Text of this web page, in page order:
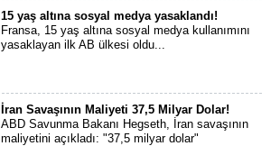
15 yaş altına sosyal medya yasaklandı!
Fransa, 15 yaş altına sosyal medya kullanımını
yasaklayan ilk AB ülkesi oldu...
İran Savaşının Maliyeti 37,5 Milyar Dolar!
ABD Savunma Bakanı Hegseth, İran savaşının
maliyetini açıkladı: "37,5 milyar dolar"